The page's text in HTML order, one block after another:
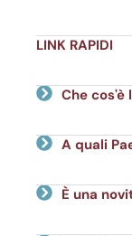
LINK RAPIDI
Che cos'è
A quali
È una